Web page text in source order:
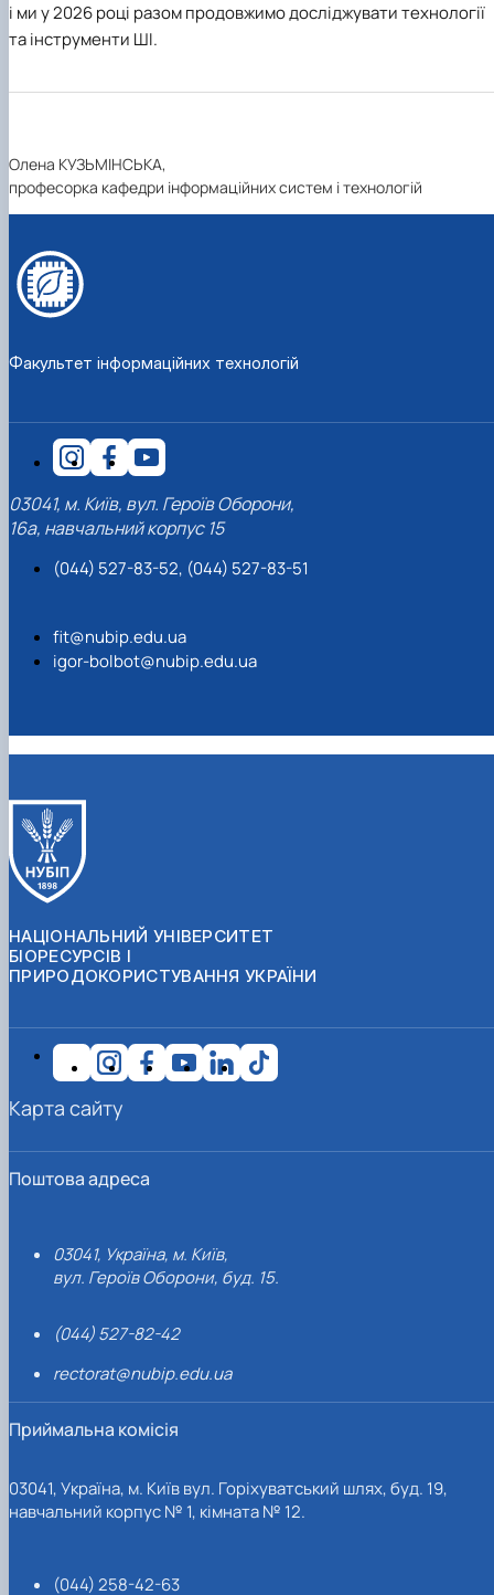
і ми у 2026 році разом продовжимо досліджувати технології
та інструменти ШІ.
Олена КУЗЬМІНСЬКА,
професорка кафедри інформаційних систем і технологій
Факультет інформаційних технологій
03041, м. Київ, вул. Героїв Оборони,
16а, навчальний корпус 15
(044) 527-83-52, (044) 527-83-51
fit@nubip.edu.ua
igor-bolbot@nubip.edu.ua
НАЦІОНАЛЬНИЙ УНІВЕРСИТЕТ
БІОРЕСУРСІВ І
ПРИРОДОКОРИСТУВАННЯ УКРАЇНИ
Поштова адреса
03041, Україна, м. Київ,
вул. Героїв Оборони, буд. 15.
(044) 527-82-42
rectorat@nubip.edu.ua
Приймальна комісія
03041, Україна, м. Київ вул. Горіхуватський шлях, буд. 19,
навчальний корпус № 1, кімната № 12.
(044) 258-42-63
Карта сайту